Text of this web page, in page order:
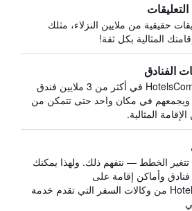
حقيقية من ملايين النزلاء، مثلك
المثالية بكل ثقة!
الفنادق
يبحث HotelsCombined في أكثر من 3 ملايين فندق
ويجمعهم في مكان واحد حتى تتمكن من
المثالية.
تتغير الخطط — نتفهم ذلك. ولهذا يمكنك
وأماكن إقامة على
HotelsCombined من وكالات السفر التي تقدم خدمة